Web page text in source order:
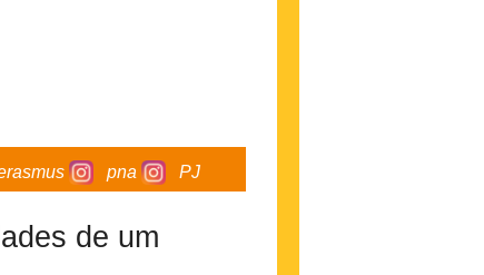
pna PJ
de um